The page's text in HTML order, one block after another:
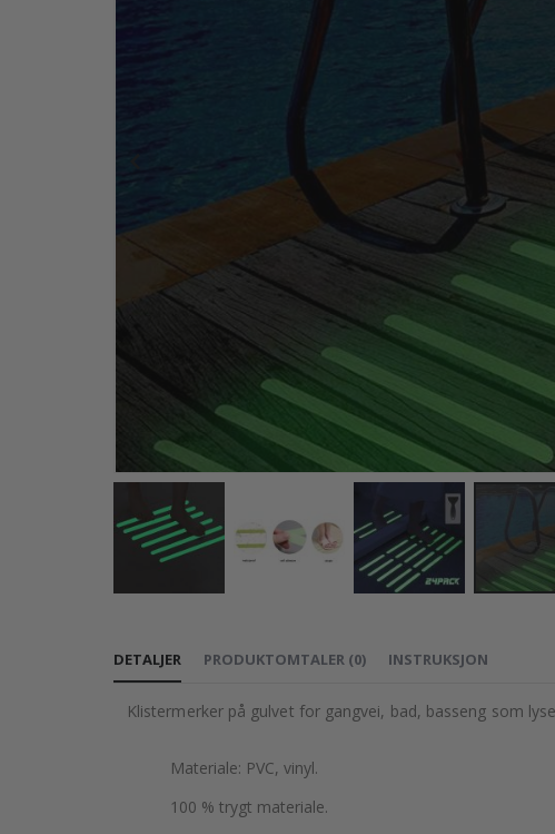
begynnelsen
bildegalleri
DETALJER
Klistermerker på gulvet for gangvei, bad, basseng som
Materiale: PVC, vinyl.
100 % trygt materiale.
PRODUKTOMTALER (0) INSTRUKSJON